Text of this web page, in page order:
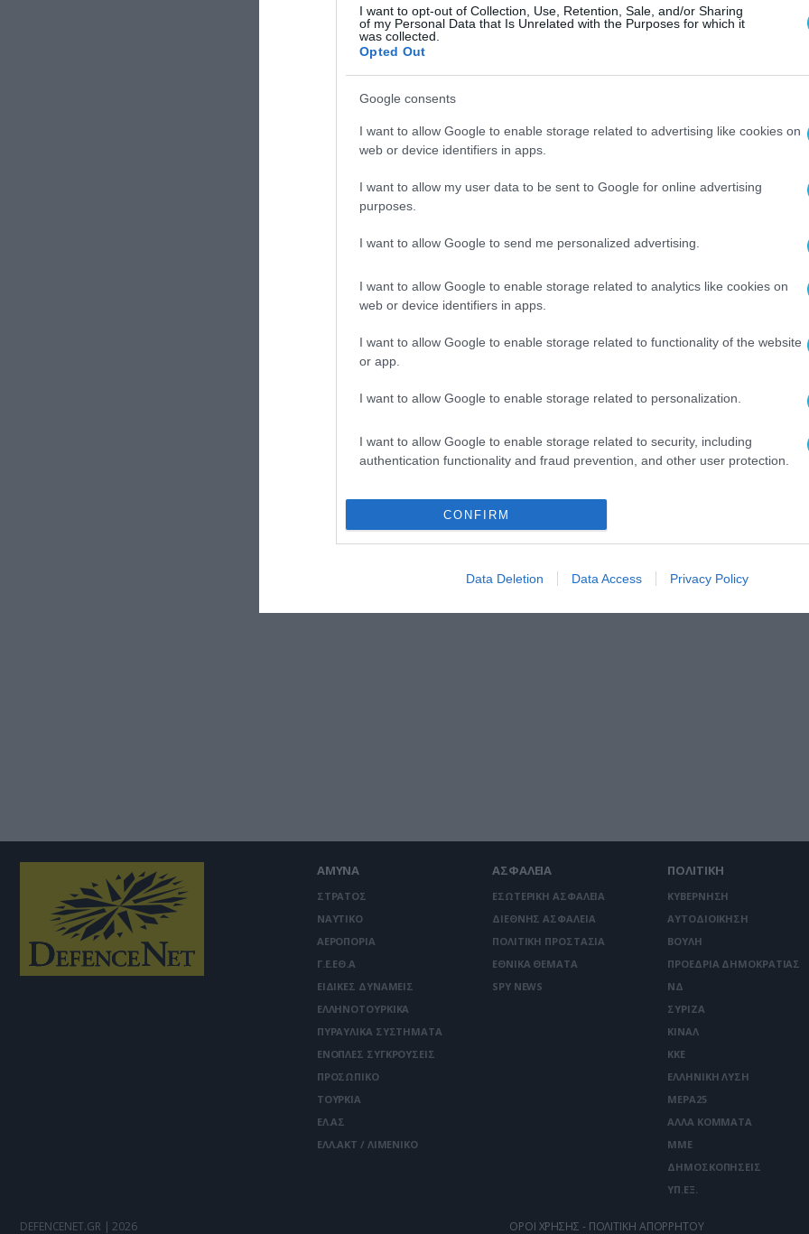
I want to opt-out of Collection, Use, Retention, Sale, and/or Sharing
of my Personal Data that Is Unrelated with the Purposes for which it
was collected.
Opted Out
Google consents
I want to allow Google to enable storage related to advertising like cookies on
web or device identifiers in apps.
I want to allow my user data to be sent to Google for online advertising
purposes.
I want to allow Google to send me personalized advertising.
I want to allow Google to enable storage related to analytics like cookies on
web or device identifiers in apps.
I want to allow Google to enable storage related to functionality of the website
or app.
I want to allow Google to enable storage related to personalization.
I want to allow Google to enable storage related to security, including
authentication functionality and fraud prevention, and other user protection.
CONFIRM
Data Deletion Data Access Privacy Policy
ΑΜΥΝΑ
ΣΤΡΑΤΟΣ
ΝΑΥΤΙΚΟ
ΑΕΡΟΠΟΡΙΑ
Γ.Ε.ΕΘ.Α
ΕΙΔΙΚΕΣ ΔΥΝΑΜΕΙΣ
ΕΛΛΗΝΟΤΟΥΡΚΙΚΑ
ΠΥΡΑΥΛΙΚΑ ΣΥΣΤΗΜΑΤΑ
ΕΝΟΠΛΕΣ ΣΥΓΚΡΟΥΣΕΙΣ
ΠΡΟΣΩΠΙΚΟ
ΤΟΥΡΚΙΑ
ΕΛ.ΑΣ
ΕΛΛ.ΑΚΤ / ΛΙΜΕΝΙΚΟ
ΑΣΦΑΛΕΙΑ
ΕΣΩΤΕΡΙΚΗ ΑΣΦΑΛΕΙΑ
ΔΙΕΘΝΗΣ ΑΣΦΑΛΕΙΑ
ΠΟΛΙΤΙΚΗ ΠΡΟΣΤΑΣΙΑ
ΕΘΝΙΚΑ ΘΕΜΑΤΑ
SPY NEWS
ΠΟΛΙΤΙΚΗ
ΚΥΒΕΡΝΗΣΗ
ΑΥΤΟΔΙΟΙΚΗΣΗ
ΒΟΥΛΗ
ΠΡΟΕΔΡΙΑ ΔΗΜΟΚΡΑΤΙΑΣ
ΝΔ
ΣΥΡΙΖΑ
ΚΙΝΑΛ
ΚΚΕ
ΕΛΛΗΝΙΚΗ ΛΥΣΗ
ΜΕΡΑ25
ΑΛΛΑ ΚΟΜΜΑΤΑ
ΜΜΕ
ΔΗΜΟΣΚΟΠΗΣΕΙΣ
ΥΠ.ΕΞ.
DEFENCENET.GR | 2026 ΟΡΟΙ ΧΡΗΣΗΣ - ΠΟΛΙΤΙΚΗ ΑΠΟΡΡΗΤΟΥ